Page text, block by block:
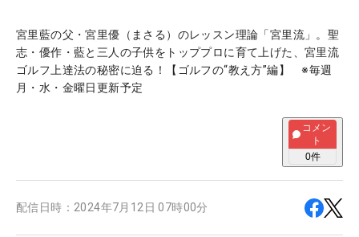
宮里藍の父・宮里優（まさる）のレッスン理論「宮里流」。聖
志・優作・藍と三人の子供をトッププロに育て上げた、宮里流
ゴルフ上達法の秘密に迫る！【ゴルフの“教え方”編】 ※毎週
月・水・金曜日更新予定
コメン
ト
0件
配信日時： 2024年7月12日 07時00分